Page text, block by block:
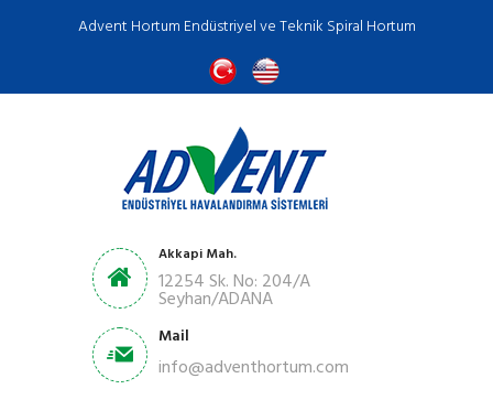
Advent Hortum Endüstriyel ve Teknik Spiral Hortum
Akkapi Mah.
12254 Sk. No: 204/A
Seyhan/ADANA
Mail
info@adventhortum.com